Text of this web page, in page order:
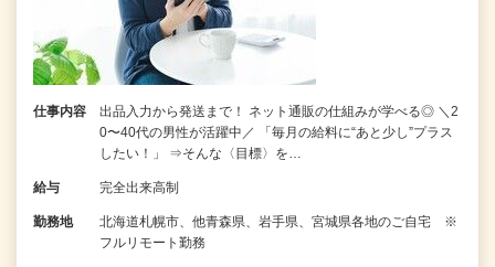
仕事内容
出品入力から発送まで！ ネット通販の仕組みが学べる◎ ＼2
0〜40代の男性が活躍中／ 「毎月の給料に“あと少し”プラス
したい！」 ⇒そんな〈目標〉を…
給与 完全出来高制
勤務地
北海道札幌市、他青森県、岩手県、宮城県各地のご自宅 ※
フルリモート勤務